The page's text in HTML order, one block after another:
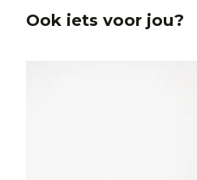
Ook iets voor jou?